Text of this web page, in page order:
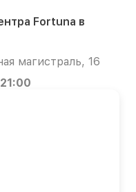
Fortuna в
магистраль, 16
21:00